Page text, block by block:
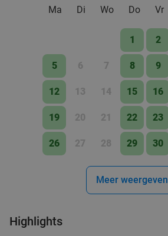
Ma
Di Wo Do Vr
1 2
5 6 7 8 9
12 13 14 15 16
19 20 21 22 23
26 27 28 29 30
Meer weergeven
Highlights